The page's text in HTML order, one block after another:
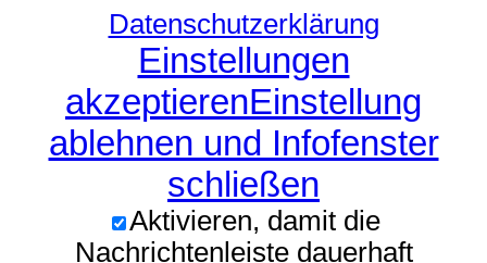
Datenschutzerklärung
Einstellungen
akzeptierenEinstellung
ablehnen und Infofenster
schließen
Aktivieren, damit die
Nachrichtenleiste dauerhaft